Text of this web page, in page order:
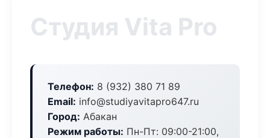
Студия Vita Pro
Телефон: 8 (932) 380 71 89
Email: info@studiyavitapro647.ru
Город: Абакан
Режим работы: Пн-Пт: 09:00-21:00,